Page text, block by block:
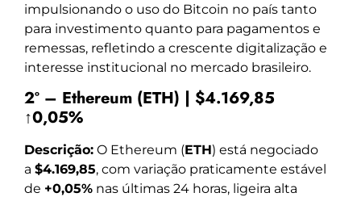
impulsionando o uso do Bitcoin no país tanto
para investimento quanto para pagamentos e
remessas, refletindo a crescente digitalização e
interesse institucional no mercado brasileiro.
2º – Ethereum (ETH) | $4.169,85
↑0,05%
Descrição: O Ethereum (ETH) está negociado
a $4.169,85, com variação praticamente estável
de +0,05% nas últimas 24 horas, ligeira alta